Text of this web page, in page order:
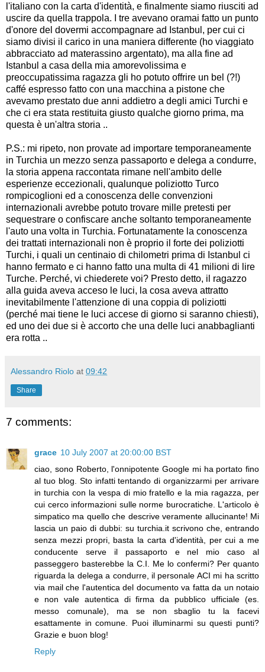
l'italiano con la carta d'identità, e finalmente siamo riusciti ad
uscire da quella trappola. I tre avevano oramai fatto un punto
d'onore del dovermi accompagnare ad Istanbul, per cui ci
siamo divisi il carico in una maniera differente (ho viaggiato
abbracciato ad materassino argentato), ma alla fine ad
Istanbul a casa della mia amorevolissima e
preoccupatissima ragazza gli ho potuto offrire un bel (?!)
caffé espresso fatto con una macchina a pistone che
avevamo prestato due anni addietro a degli amici Turchi e
che ci era stata restituita giusto qualche giorno prima, ma
questa è un'altra storia ..
P.S.: mi ripeto, non provate ad importare temporaneamente
in Turchia un mezzo senza passaporto e delega a condurre,
la storia appena raccontata rimane nell'ambito delle
esperienze eccezionali, qualunque poliziotto Turco
rompicoglioni ed a conoscenza delle convenzioni
internazionali avrebbe potuto trovare mille pretesti per
sequestrare o confiscare anche soltanto temporaneamente
l'auto una volta in Turchia. Fortunatamente la conoscenza
dei trattati internazionali non è proprio il forte dei poliziotti
Turchi, i quali un centinaio di chilometri prima di Istanbul ci
hanno fermato e ci hanno fatto una multa di 41 milioni di lire
Turche. Perché, vi chiederete voi? Presto detto, il ragazzo
alla guida aveva acceso le luci, la cosa aveva attratto
inevitabilmente l'attenzione di una coppia di poliziotti
(perché mai tiene le luci accese di giorno si saranno chiesti),
ed uno dei due si è accorto che una delle luci anabbaglianti
era rotta ..
Alessandro Riolo at 09:42
Share
7 comments:
grace 10 July 2007 at 20:00:00 BST
ciao, sono Roberto, l'onnipotente Google mi ha portato fino
al tuo blog. Sto infatti tentando di organizzarmi per arrivare
in turchia con la vespa di mio fratello e la mia ragazza, per
cui cerco informazioni sulle norme burocratiche. L'articolo è
simpatico ma quello che descrive veramente allucinante! Mi
lascia un paio di dubbi: su turchia.it scrivono che, entrando
senza mezzi propri, basta la carta d'identità, per cui a me
conducente serve il passaporto e nel mio caso al
passeggero basterebbe la C.I. Me lo confermi? Per quanto
riguarda la delega a condurre, il personale ACI mi ha scritto
via mail che l'autentica del documento va fatta da un notaio
e non vale autentica di firma da pubblico ufficiale (es.
messo comunale), ma se non sbaglio tu la facevi
esattamente in comune. Puoi illuminarmi su questi punti?
Grazie e buon blog!
Reply